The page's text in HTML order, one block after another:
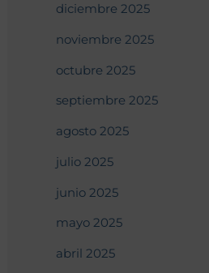
diciembre 2025
noviembre 2025
octubre 2025
septiembre 2025
agosto 2025
julio 2025
junio 2025
mayo 2025
abril 2025